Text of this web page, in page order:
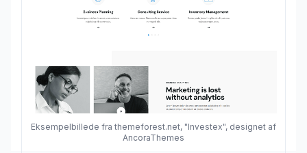
Eksempelbillede fra themeforest.net, "Investex", designet af
AncoraThemes